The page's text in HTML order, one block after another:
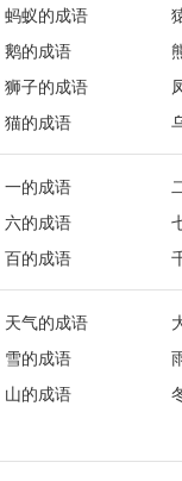
蚂蚁的成语
鹅的成语
狮子的成语
猫的成语
一的成语
六的成语
百的成语
天气的成语
雪的成语
山的成语